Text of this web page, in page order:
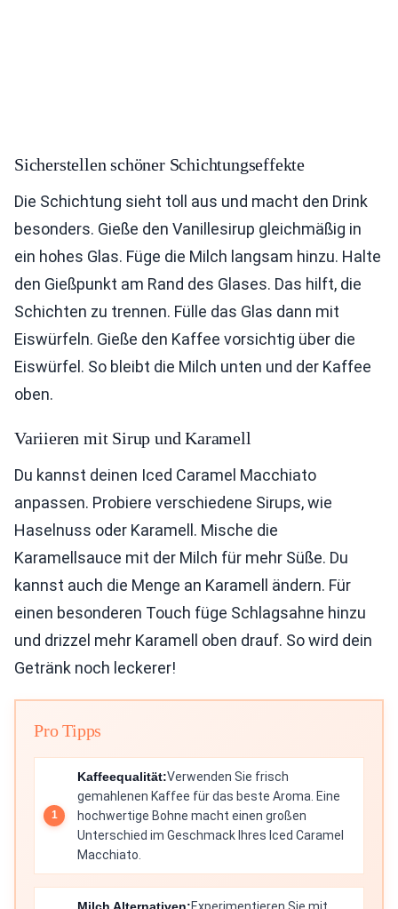
Sicherstellen schöner Schichtungseffekte
Die Schichtung sieht toll aus und macht den Drink
besonders. Gieße den Vanillesirup gleichmäßig in
ein hohes Glas. Füge die Milch langsam hinzu. Halte
den Gießpunkt am Rand des Glases. Das hilft, die
Schichten zu trennen. Fülle das Glas dann mit
Eiswürfeln. Gieße den Kaffee vorsichtig über die
Eiswürfel. So bleibt die Milch unten und der Kaffee
oben.
Variieren mit Sirup und Karamell
Du kannst deinen Iced Caramel Macchiato
anpassen. Probiere verschiedene Sirups, wie
Haselnuss oder Karamell. Mische die
Karamellsauce mit der Milch für mehr Süße. Du
kannst auch die Menge an Karamell ändern. Für
einen besonderen Touch füge Schlagsahne hinzu
und drizzel mehr Karamell oben drauf. So wird dein
Getränk noch leckerer!
Pro Tipps
Kaffeequalität:Verwenden Sie frisch
gemahlenen Kaffee für das beste Aroma. Eine
hochwertige Bohne macht einen großen
Unterschied im Geschmack Ihres Iced Caramel
Macchiato.